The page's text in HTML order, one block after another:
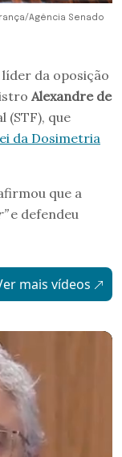
Agência Senado
líder da oposição
Alexandre de
(STF), que
da Dosimetria
que a
e defendeu
mais vídeos